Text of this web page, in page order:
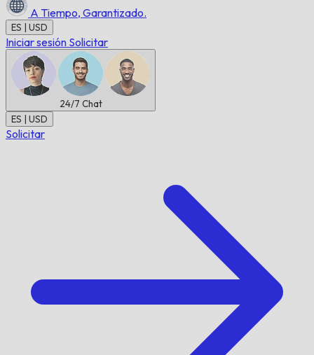
A Tiempo, Garantizado.
ES | USD
Iniciar sesión Solicitar
24/7 Chat
ES | USD
Solicitar